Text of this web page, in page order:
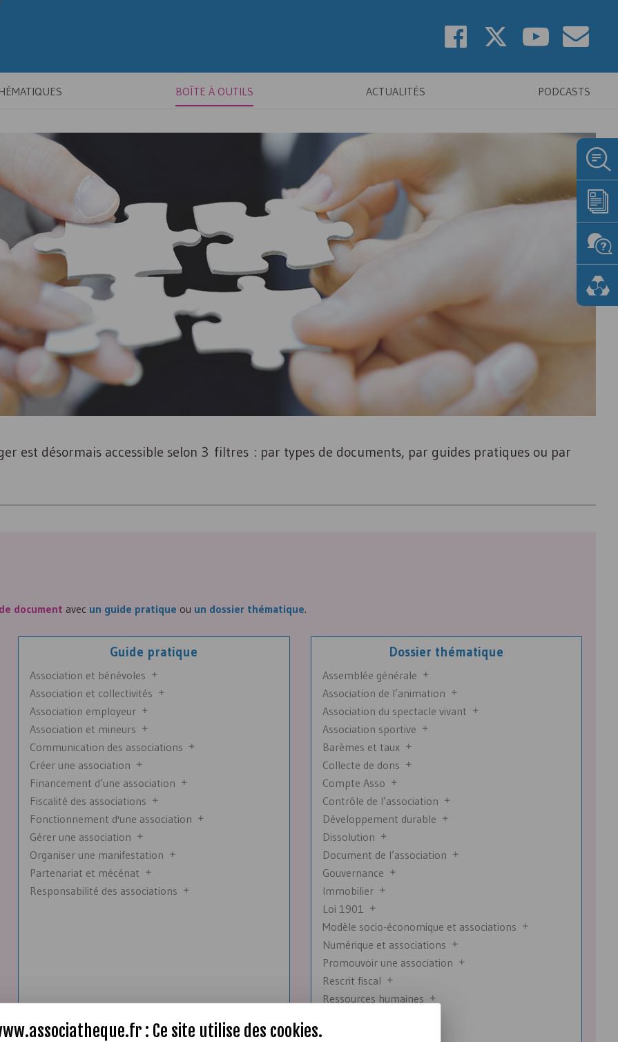
BOÎTE À OUTILS ACTUALITÉS PODCASTS
est désormais accessible selon 3 filtres : par types de documents, par guides pratiques ou par
document avec un guide pratique ou un dossier thématique.
Guide pratique
Association et bénévoles
Association et collectivités
Association employeur
Association et mineurs
Communication des associations
Créer une association
Financement d’une association
Fiscalité des associations
Fonctionnement d'une association
Gérer une association
Organiser une manifestation
Partenariat et mécénat
Responsabilité des associations
Dossier thématique
Assemblée générale
Association de l’animation
Association du spectacle vivant
Association sportive
Barèmes et taux
Collecte de dons
Compte Asso
Contrôle de l’association
Développement durable
Dissolution
Document de l’association
Gouvernance
Immobilier
Loi 1901
Modèle socio-économique et associations
Numérique et associations
Promouvoir une association
Rescrit fiscal
Ressources humaines
: Ce site utilise des cookies.